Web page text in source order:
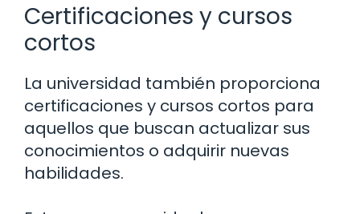
Certificaciones y cursos
cortos
La universidad también proporciona
certificaciones y cursos cortos para
aquellos que buscan actualizar sus
conocimientos o adquirir nuevas
habilidades.